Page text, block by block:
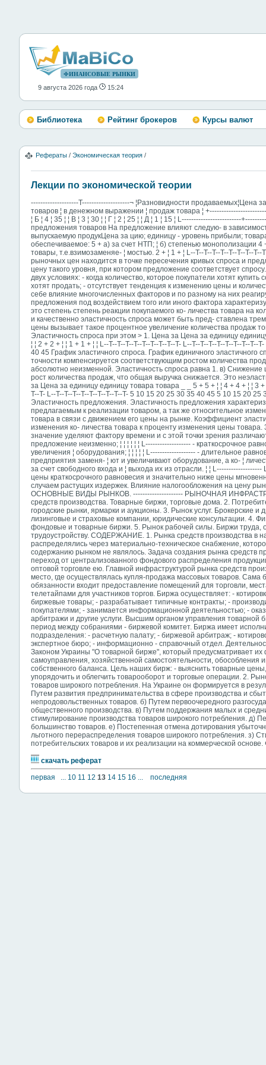
ФИНАНСОВЫЕ РЫНКИ
9 августа 2026 года 15:24
Библиотека Рейтинг брокеров Курсы валют
Рефераты / Экономическая теория /
Лекции по экономической теории
--------------------T--------------------¬ ¦Разновидности продаваемых¦Цена
товаров ¦ в денежном выражении ¦ продаж товара ¦
¦ Б ¦ 4 ¦ 35 ¦ ¦ В ¦ 3 ¦ 30 ¦ ¦ Г ¦ 2 ¦ 25 ¦ ¦ Д ¦ 1 ¦ 15 ¦ L-------------------------
предложения товаров На предложение влияют следую- в
выпускаемую продукЦена за цию; единицу - уровень прибыли;
обеспечиваемое: 5 + а) за счет НТП; ¦ б) степенью монополизации 4
товары, т.е.взимозаменяе- ¦ мостью. 2 + ¦ 1 + ¦ L--T--T--T--T--T--T--T--
рыночных цен находится в точке пересечения кривых спроса и
цену такого уровня, при котором предложение соответствует
двух условиях: - когда количество, которое покупатели хотят
хотят продать; - отсутствует тенденция к изменению цены и
себе влияние многочисленных факторов и по разному на них
предложения под воздействием того или иного фактора
это степень степень реакции покупаемого ко- личества товара на
и качественно эластичность спроса может быть пред- ставлена
цены вызывает такое процентное увеличение количества продаж
Эластичность спроса при этом > 1. Цена за Цена за единицу единицу
¦ ¦ 2 + 2 + ¦ ¦ 1 + 1 + ¦ ¦ L--T--T--T--T--T--T--T--T--T- L--T--T--T--T--T--T--
40 45 График эластичного спроса. График единичного
точности компенсируется соответствующим ростом количества
абсолютно неизменной. Эластичность спроса равна 1. в)
рост количества продаж, что общая выручка снижается. Это
за Цена за единицу единицу товара товара _ _ 5 + 5 + ¦ ¦ 4 + 4 + ¦ ¦ 3 +
T--T- L--T--T--T--T--T--T--T--T--T- 5 10 15 20 25 30 35 40 45 5 10 15 20
Эластичность предложения. Эластичность предложения
предлагаемым к реализации товаром, а так же относительное
товара в связи с движением его цены на рынке. Коэффициент
изменения ко- личества товара к проценту изменения цены
значение уделяют фактору времени и с этой точки зрения
предложение неизменно; ¦ ¦ ¦ ¦ ¦ ¦ L------------------- - краткосрочное
увеличения ¦ оборудования; ¦ ¦ ¦ ¦ ¦ L------------------- - длительное
предприятия заменя- ¦ ют и увеличивают оборудование, а ко- ¦
за счет свободного входа и ¦ выхода их из отрасли. ¦ ¦
цены краткосрочного равновесия и значительно ниже цены
случаем растущих издержек. Влияние налогообложения на цену
ОСНОВНЫЕ ВИДЫ РЫНКОВ. --------------------- РЫНОЧНАЯ
средств производства. Товарные биржи, торговые дома. 2.
городские рынки, ярмарки и аукционы. 3. Рынок услуг. Брокерские
лизинговые и страховые компании, юридические консультации. 4.
фондовые и товарные биржи. 5. Рынок рабочей силы. Биржи труда,
трудоустройству. СОДЕРЖАНИЕ. 1. Рынка средств производства в
распределялись через материально-техническое снабжение,
содержанию рынком не являлось. Задача создания рынка средств
переход от централизованного фондового распределения
оптовой торговле ею. Главной инфраструктурой рынка средств
место, где осуществлялась купля-продажа массовых товаров. Сама
обязанности входит предоставление помещений для торговли,
телетайпами для участников торгов. Биржа осуществляет: -
биржевые товары; - разрабатывает типичные контракты; -
покупателями; - занимается информационной деятельностью; -
арбитражи и другие услуги. Высшим органом управления товарной
период между собраниями - биржевой комитет. Биржа имеет
подразделения: - расчетную палату; - биржевой арбитраж; -
экспертное бюро; - информационно - справочный отдел.
Законом Украины "О товарной бирже", который предусматривает
самоуправления, хозяйственной самостоятельности, обособления
собственного баланса. Цель наших бирж: - выяснить товарные
упорядочить и облегчить товарооборот и торговые операции. 2.
товаров широкого потребления. На Украине он формируется в
Путем развития предпринимательства в сфере производства и
непродовольственных товаров. б) Путем первоочередного
общественного производства. в) Путем поддержания малых и
стимулирование производства товаров широкого потребления. д)
большинство товаров. е) Постепенная отмена дотирования
льготного перераспределения товаров широкого потребления. з)
потребительских товаров и их реализации на коммерческой
скачать реферат
первая
... 10 11 12 13 14 15 16 ... последняя